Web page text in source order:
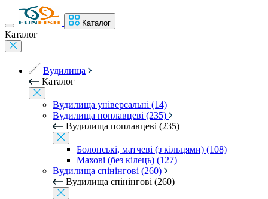
Каталог
Каталог
Вудилища
Каталог
Вудилища універсальні (14)
Вудилища поплавцеві (235)
Вудилища поплавцеві (235)
Болонські, матчеві (з кільцями) (108)
Махові (без кілець) (127)
Вудилища спінінгові (260)
Вудилища спінінгові (260)